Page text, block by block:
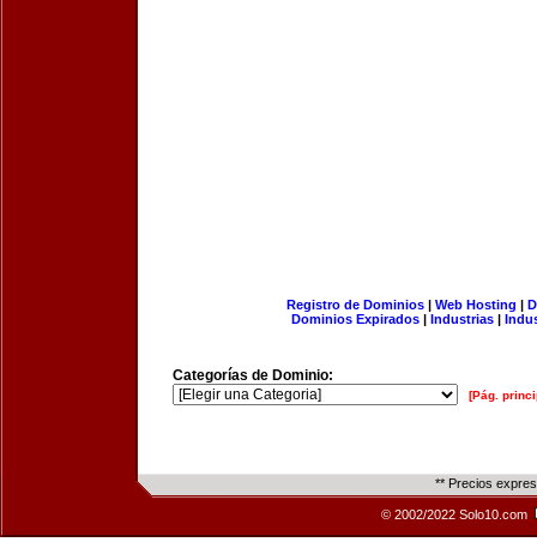
Registro de Dominios| Web Hosting |
Dominios Expirados | Industrias |
Categorías de Dominio:
[Pág.
** Precios
© 2002/2022 Solo10.com